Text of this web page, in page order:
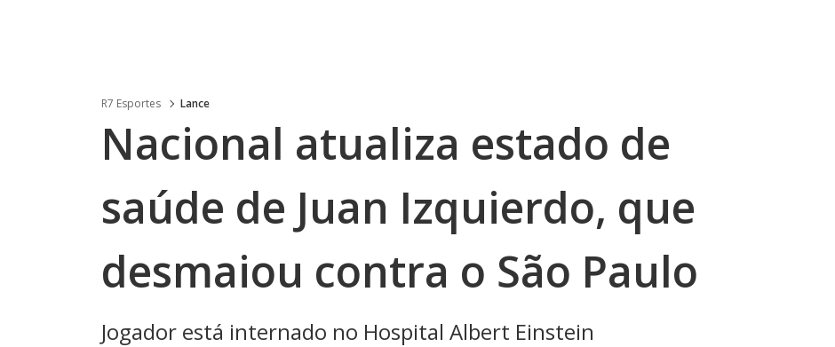
R7 Esportes Lance
Nacional atualiza estado de
saúde de Juan Izquierdo, que
desmaiou contra o São Paulo
Jogador está internado no Hospital Albert Einstein